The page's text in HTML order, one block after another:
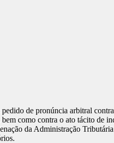
de pronúncia arbitral
como contra o ato tácito de
da Administração